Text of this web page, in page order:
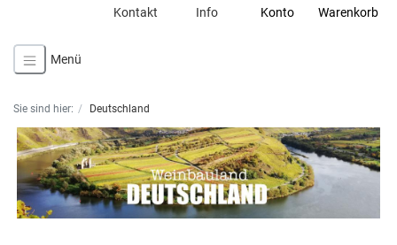
Warenkorb
Konto
Info
Kontakt
Menü
Sie sind hier: Deutschland